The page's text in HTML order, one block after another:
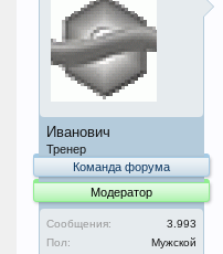
Иванович
Тренер
Команда форума
Модератор
Сообщения:
3.993
Пол:
Мужской